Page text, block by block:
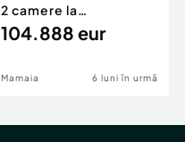
2 camere la
cheie,langa Mega
104.888 eur
Mamaia 6 luni în urmă